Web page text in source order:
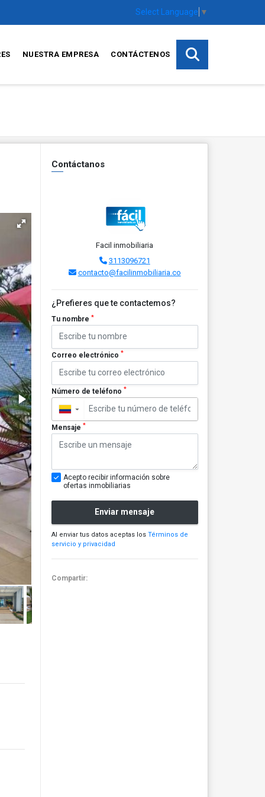
Select Language ▼
NUESTRA EMPRESA CONTÁCTENOS
Contáctanos
Facil inmobiliaria
3113096721
contacto@facilinmobiliaria.co
¿Prefieres que te contactemos?
Tu nombre *
Correo electrónico *
Número de teléfono *
▼
Mensaje *
Acepto recibir información sobre
ofertas inmobiliarias
Enviar mensaje
Al enviar tus datos aceptas los Términos de
servicio y privacidad
Compartir: